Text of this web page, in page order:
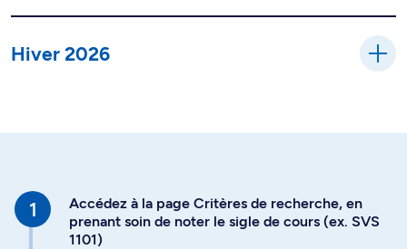
Hiver 2026
Accédez à la page Critères de recherche, en
prenant soin de noter le sigle de cours (ex. SVS
1101)